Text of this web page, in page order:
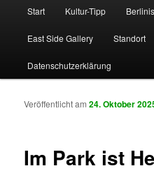
Zum Inhalt wechseln
Zum sekundären Inhalt
Start Kultur-Tipp
East Side Gallery Standort
Datenschutzerklärung
Im Park ist
Veröffentlicht am24. Oktober